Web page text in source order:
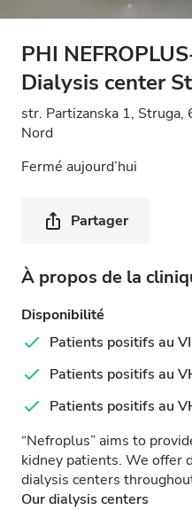
PHI
Dialysis center
str. Partizanska 1,
Nord
Fermé aujourd’hui
Partager
À propos de la
Disponibilité
Patients positifs au
Patients positifs au
Patients positifs au
“Nefroplus” aims to
kidney patients. We offer
dialysis centers
Our dialysis centers